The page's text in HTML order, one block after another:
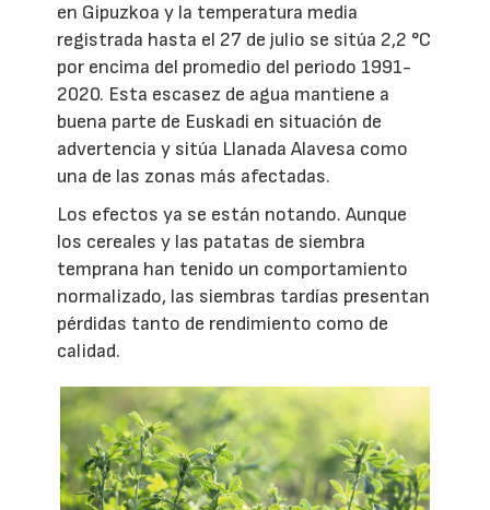
en Gipuzkoa y la temperatura media
registrada hasta el 27 de julio se sitúa 2,2 °C
por encima del promedio del periodo 1991-
2020. Esta escasez de agua mantiene a
buena parte de Euskadi en situación de
advertencia y sitúa Llanada Alavesa como
una de las zonas más afectadas.
Los efectos ya se están notando. Aunque
los cereales y las patatas de siembra
temprana han tenido un comportamiento
normalizado, las siembras tardías presentan
pérdidas tanto de rendimiento como de
calidad.